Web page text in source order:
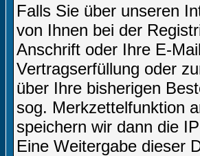
Falls Sie über unseren
von Ihnen bei der
Anschrift oder Ihre E-
Vertragserfüllung oder
über Ihre bisherigen
sog. Merkzettelfunktion
speichern wir dann die
Eine Weitergabe dieser